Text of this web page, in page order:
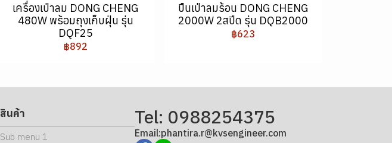
เครื่องเป่าลม DONG CHENG
480W พร้อมถุงเก็บฝุ่น รุ่น
DQF25
฿892
ปืนเป่าลมร้อน DONG CHENG
2000W 2สปีด รุ่น DQB2000
฿623
สินค้า
Sub menu 1
Tel: 0988254375
Email:phantira.r@kvsengineer.com